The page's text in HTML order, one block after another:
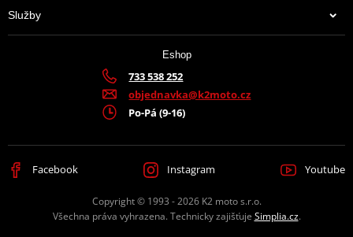
Služby
Eshop
733 538 252
objednavka@k2moto.cz
Po-Pá (9-16)
Facebook Instagram Youtube
Copyright © 1993 - 2026 K2 moto s.r.o.
Všechna práva vyhrazena. Technicky zajišťuje Simplia.cz.